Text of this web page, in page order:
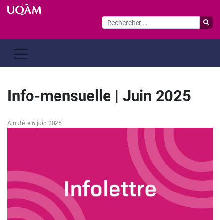
Passer
Info-mensuelle | Juin 2025
Ajouté le 6 juin 2025